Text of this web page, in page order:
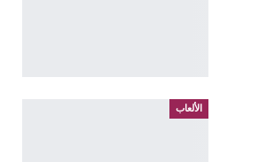
الألعاب